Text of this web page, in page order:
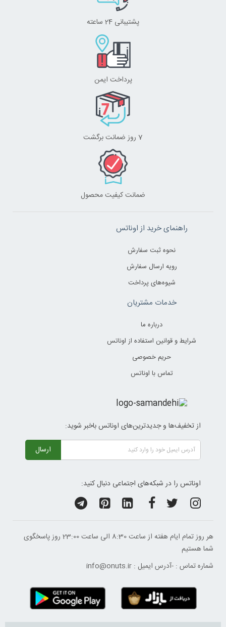
پشتیبانی 24 ساعته
پرداخت ایمن
7 روز ضمانت برگشت
ضمانت کیفیت محصول
راهنمای خرید از اوناتس
نحوه ثبت سفارش
رویه ارسال سفارش
شیوه‌های پرداخت
خدمات مشتریان
درباره ما
شرایط و قوانین استفاده از اوناتس
حریم خصوصی
تماس با اوناتس
از تخفیف‌ها و جدیدترین‌های اوناتس باخبر شوید:
ارسال
اوناتس را در شبکه‌های اجتماعی دنبال کنید:
هر روز تمام ایام هفته از ساعت 8:30 الی ساعت 23:00 ‌روز پاسخگوی
شما هستیم
شماره تماس : -آدرس ایمیل : info@onuts.ir